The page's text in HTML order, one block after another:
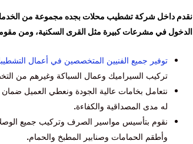
نقدم داخل شركة تشطيب محلات بجده مجموعة من الخدمات
الدخول في مشرعات كبيرة مثل القرى السكنية، ومن
توفير جميع الفنيين المتخصصين في أعمال
تركيب السيراميك وعمال السباكة وغيرهم من
نتعامل بخامات عالية الجودة ونعطي العميل ضمان
له مدى المصداقية والكفاءة.
نقوم بتأسيس مواسير الصرف وتركيب جميع
وأطقم الحمامات وصنابير المطبخ والحمام.